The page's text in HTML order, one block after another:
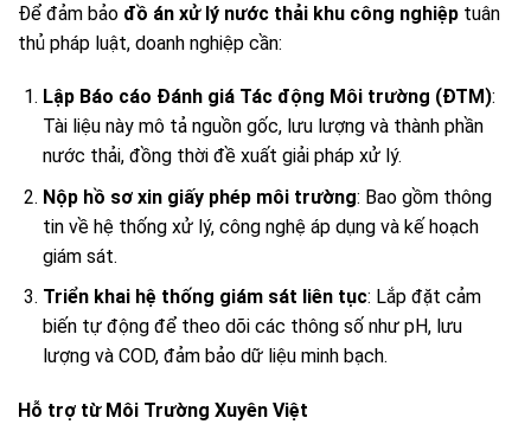
Để đảm bảo đồ án xử lý nước thải khu công nghiệp tuân
thủ pháp luật, doanh nghiệp cần:
Lập Báo cáo Đánh giá Tác động Môi trường (ĐTM):
Tài liệu này mô tả nguồn gốc, lưu lượng và thành phần
nước thải, đồng thời đề xuất giải pháp xử lý.
Nộp hồ sơ xin giấy phép môi trường: Bao gồm thông
tin về hệ thống xử lý, công nghệ áp dụng và kế hoạch
giám sát.
Triển khai hệ thống giám sát liên tục: Lắp đặt cảm
biến tự động để theo dõi các thông số như pH, lưu
lượng và COD, đảm bảo dữ liệu minh bạch.
Hỗ trợ từ Môi Trường Xuyên Việt